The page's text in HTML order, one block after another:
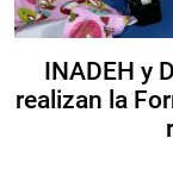
INADEH y
realizan la